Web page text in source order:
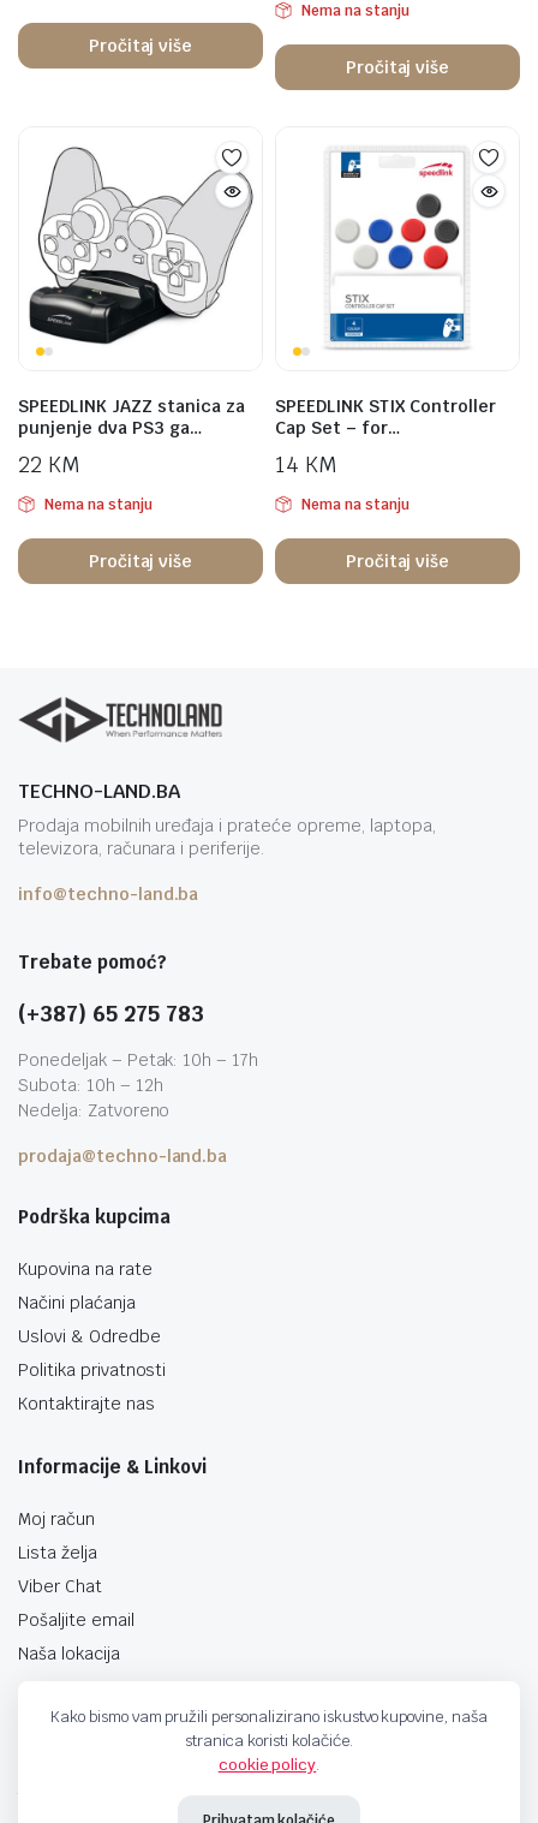
Pročitaj više
Nema na stanju
Pročitaj više
SPEEDLINK JAZZ stanica za
punjenje dva PS3 ga…
22 KM
Nema na stanju
Pročitaj više
SPEEDLINK STIX Controller
Cap Set – for…
14 KM
Nema na stanju
Pročitaj više
TECHNO-LAND.BA
Prodaja mobilnih uređaja i prateće opreme, laptopa,
televizora, računara i periferije.
info@techno-land.ba
Trebate pomoć?
(+387) 65 275 783
Ponedeljak – Petak: 10h – 17h
Subota: 10h – 12h
Nedelja: Zatvoreno
prodaja@techno-land.ba
Podrška kupcima
Kupovina na rate
Načini plaćanja
Uslovi & Odredbe
Politika privatnosti
Kontaktirajte nas
Informacije & Linkovi
Moj račun
Lista želja
Viber Chat
Pošaljite email
Naša lokacija
Kako bismo vam pružili personalizirano iskustvo kupovine, naša
stranica koristi kolačiće.
cookie policy.